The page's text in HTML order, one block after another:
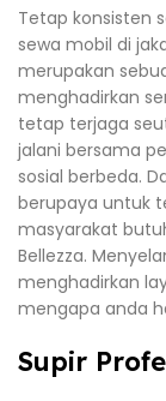
Tetap konsisten
sewa mobil di
merupakan
menghadirkan
tetap terjaga
jalani bersama
sosial berbeda.
berupaya untuk
masyarakat
Bellezza.
menghadirkan
mengapa anda
Supir